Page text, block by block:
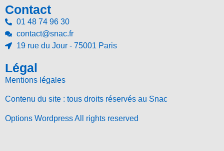
Contact
01 48 74 96 30
contact@snac.fr
19 rue du Jour - 75001 Paris
Légal
Mentions légales
Contenu du site : tous droits réservés au Snac
Options Wordpress All rights reserved